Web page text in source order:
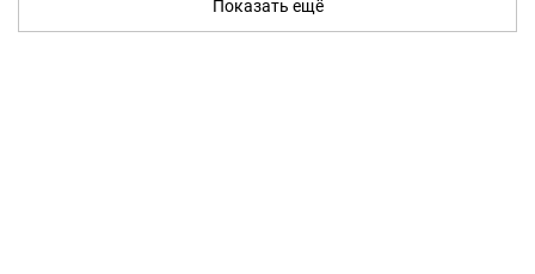
Показать ещё